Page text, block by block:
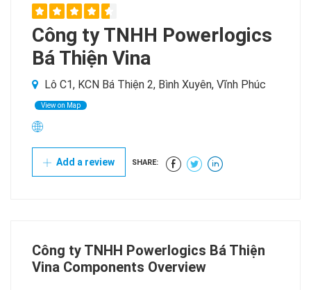
Công ty TNHH Powerlogics
Bá Thiện Vina
Lô C1, KCN Bá Thiện 2, Bình Xuyên, Vĩnh Phúc
View on Map
Add a review SHARE:
Công ty TNHH Powerlogics Bá Thiện
Vina Components Overview